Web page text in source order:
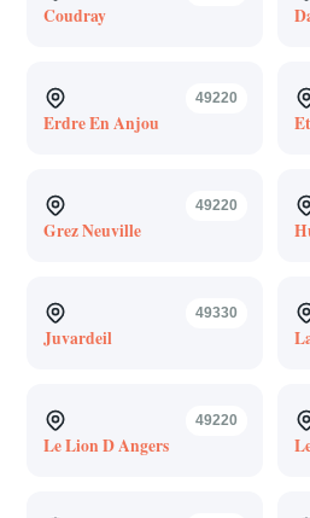
Coudray
49220
Erdre En Anjou
49220
Grez Neuville
49330
Juvardeil
49220
Le Lion D Angers